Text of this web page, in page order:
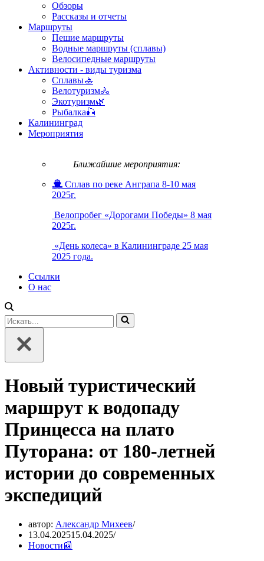
Обзоры
Рассказы и отчеты
Маршруты
Пешие маршруты
Водные маршруты (сплавы)
Велосипедные маршруты
Активности - виды туризма
Сплавы🚣
Велотуризм🚴
Экотуризм🌿
Рыбалка🎣
Калининград
Мероприятия
Ближайшие мероприятия:
Сплав по реке Анграпа 8-10 мая
2025г.
Велопробег «Дорогами Победы» 8 мая
2025г.
«День колеса» в Калининграде 25 мая
2025 года.
Ссылки
О нас
Искать...
Новый туристический
маршрут к водопаду
Принцесса на плато
Путорана: от 180-летней
истории до современных
экспедиций
автор: Александр Михеев
13.04.202515.04.2025
Новости📰